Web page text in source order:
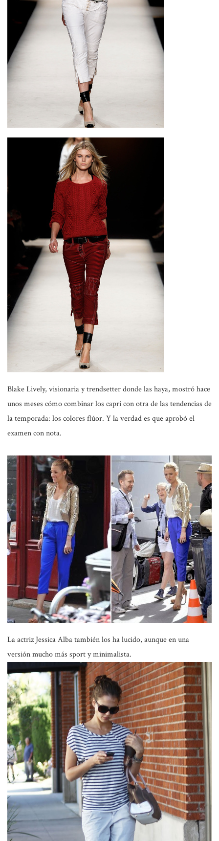
Blake Lively, visionaria ytrendsetterdonde las haya, mostró hace
unos meses cómo combinar los capri con otra de las tendencias de
la temporada: los colores flúor. Y la verdad es que aprobó el
examen con nota.
La actrizJessica Albatambién los ha lucido, aunque en una
versión mucho más sport y minimalista.